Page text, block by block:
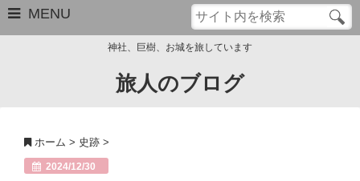
MENU
サイトマップ
神社、巨樹、お城を旅しています
旅人のブログ
ホーム > 史跡 >
2024/12/30